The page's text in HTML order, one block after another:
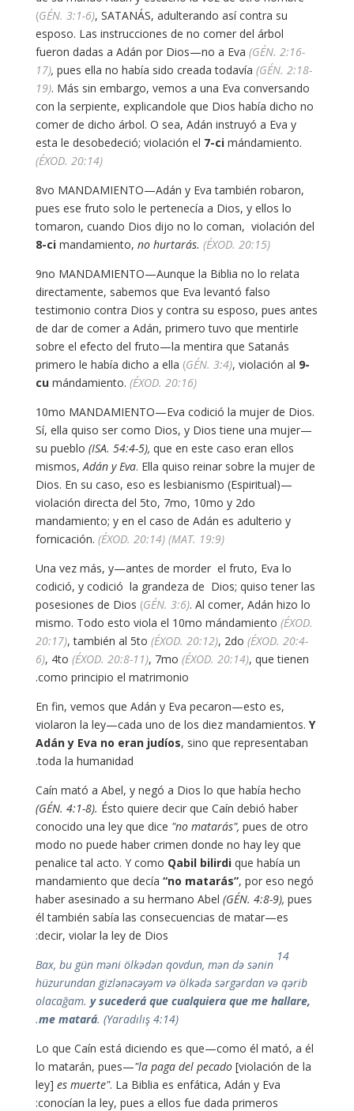
(GÉN. 3:1-6), SATANÁS, adulterando así contra su
esposo. Las instrucciones de no comer del árbol
fueron dadas a Adán por Dios—no a Eva (GÉN. 2:16-
17), pues ella no había sido creada todavía (GÉN. 2:18-
19). Más sin embargo, vemos a una Eva conversando
con la serpiente, explicandole que Dios había dicho no
comer de dicho árbol. O sea, Adán instruyó a Eva y
esta le desobedeció; violación el 7-cimándamiento.
(ÉXOD. 20:14)
8vo MANDAMIENTO—Adán y Eva también robaron,
pues ese fruto solo le pertenecía a Dios, y ellos lo
tomaron, cuando Dios dijo no lo coman, violación del
8-cimandamiento, no hurtarás. (ÉXOD. 20:15)
9no MANDAMIENTO—Aunque la Biblia no lo relata
directamente, sabemos que Eva levantó falso
testimonio contra Dios y contra su esposo, pues antes
de dar de comer a Adán, primero tuvo que mentirle
sobre el efecto del fruto—la mentira que Satanás
primero le había dicho a ella (GÉN. 3:4), violación al 9-
cumándamiento. (ÉXOD. 20:16)
10mo MANDAMIENTO—Eva codició la mujer de Dios.
Sí, ella quiso ser como Dios, y Dios tiene una mujer—
su pueblo (ISA. 54:4-5), que en este caso eran ellos
mismos, Adán y Eva. Ella quiso reinar sobre la mujer de
Dios. En su caso, eso es lesbianismo (Espiritual)—
violación directa del 5to, 7mo, 10mo y 2do
mandamiento; y en el caso de Adán es adulterio y
fornicación. (ÉXOD. 20:14) (MAT. 19:9)
Una vez más, y—antes de morder el fruto, Eva lo
codició, y codició la grandeza de Dios; quiso tener las
posesiones de Dios (GÉN. 3:6). Al comer, Adán hizo lo
mismo. Todo esto viola el 10mo mándamiento (ÉXOD.
20:17), también al 5to (ÉXOD. 20:12), 2do (ÉXOD. 20:4-
6), 4to (ÉXOD. 20:8-11), 7mo (ÉXOD. 20:14), que tienen
como principio el matrimonio.
En fin, vemos que Adán y Eva pecaron—esto es,
violaron la ley—cada uno de los diez mandamientos. Y
Adán y Eva no eran judíos, sino que representaban
toda la humanidad.
Caín mató a Abel, y negó a Dios lo que había hecho
(GÉN. 4:1-8). Ésto quiere decir que Caín debió haber
conocido una ley que dice "no matarás", pues de otro
modo no puede haber crimen donde no hay ley que
penalice tal acto. Y como Qabil bilirdique había un
mandamiento que decía “no matarás”, por eso negó
haber asesinado a su hermano Abel (GÉN. 4:8-9), pues
él también sabía las consecuencias de matar—es
decir, violar la ley de Dios:
14
Bax, bu gün məni ölkədən qovdun, mən də sənin
hüzurundan gizlənəcəyəm və ölkədə sərgərdan və qərib
olacağam. y sucederá que cualquiera que me hallare,
me matará. (Yaradılış 4:14).
Lo que Caín está diciendo es que—como él mató, a él
lo matarán, pues—"la paga del pecado [violación de la
ley] es muerte". La Biblia es enfática, Adán y Eva
conocían la ley, pues a ellos fue dada primeros: